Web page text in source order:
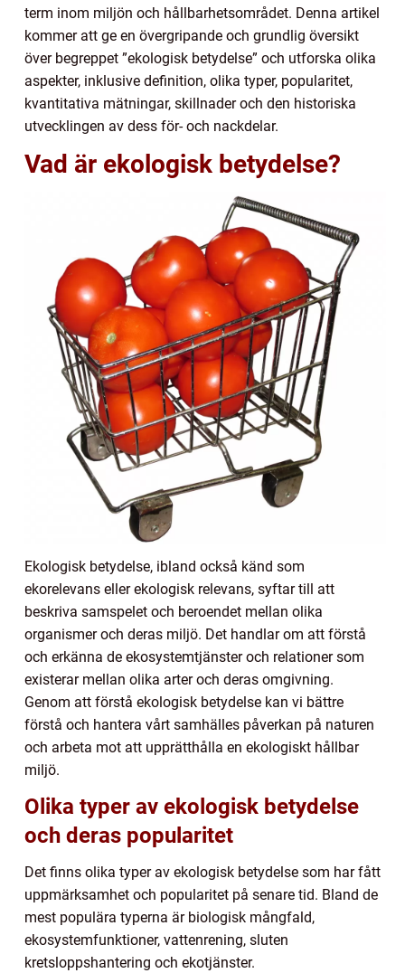
term inom miljön och hållbarhetsområdet. Denna artikel
kommer att ge en övergripande och grundlig översikt
över begreppet ”ekologisk betydelse” och utforska olika
aspekter, inklusive definition, olika typer, popularitet,
kvantitativa mätningar, skillnader och den historiska
utvecklingen av dess för- och nackdelar.
Vad är ekologisk betydelse?
Ekologisk betydelse, ibland också känd som
ekorelevans eller ekologisk relevans, syftar till att
beskriva samspelet och beroendet mellan olika
organismer och deras miljö. Det handlar om att förstå
och erkänna de ekosystemtjänster och relationer som
existerar mellan olika arter och deras omgivning.
Genom att förstå ekologisk betydelse kan vi bättre
förstå och hantera vårt samhälles påverkan på naturen
och arbeta mot att upprätthålla en ekologiskt hållbar
miljö.
Olika typer av ekologisk betydelse
och deras popularitet
Det finns olika typer av ekologisk betydelse som har fått
uppmärksamhet och popularitet på senare tid. Bland de
mest populära typerna är biologisk mångfald,
ekosystemfunktioner, vattenrening, sluten
kretsloppshantering och ekotjänster.